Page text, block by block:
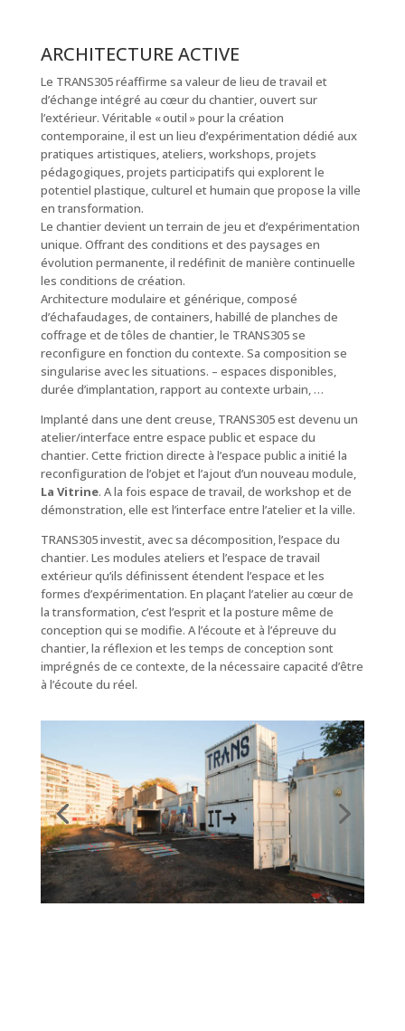
ARCHITECTURE ACTIVE
Le TRANS305 réaffirme sa valeur de lieu de travail et
d’échange intégré au cœur du chantier, ouvert sur
l’extérieur. Véritable « outil » pour la création
contemporaine, il est un lieu d’expérimentation dédié aux
pratiques artistiques, ateliers, workshops, projets
pédagogiques, projets participatifs qui explorent le
potentiel plastique, culturel et humain que propose la ville
en transformation.
Le chantier devient un terrain de jeu et d’expérimentation
unique. Offrant des conditions et des paysages en
évolution permanente, il redéfinit de manière continuelle
les conditions de création.
Architecture modulaire et générique, composé
d’échafaudages, de containers, habillé de planches de
coffrage et de tôles de chantier, le TRANS305 se
reconfigure en fonction du contexte. Sa composition se
singularise avec les situations. – espaces disponibles,
durée d’implantation, rapport au contexte urbain, …
Implanté dans une dent creuse, TRANS305 est devenu un
atelier/interface entre espace public et espace du
chantier. Cette friction directe à l’espace public a initié la
reconfiguration de l’objet et l’ajout d’un nouveau module,
La Vitrine. A la fois espace de travail, de workshop et de
démonstration, elle est l’interface entre l’atelier et la ville.
TRANS305 investit, avec sa décomposition, l’espace du
chantier. Les modules ateliers et l’espace de travail
extérieur qu’ils définissent étendent l’espace et les
formes d’expérimentation. En plaçant l’atelier au cœur de
la transformation, c’est l’esprit et la posture même de
conception qui se modifie. A l’écoute et à l’épreuve du
chantier, la réflexion et les temps de conception sont
imprégnés de ce contexte, de la nécessaire capacité d’être
à l’écoute du réel.